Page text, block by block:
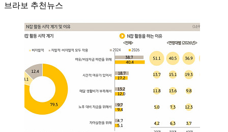
브라보 추천뉴스